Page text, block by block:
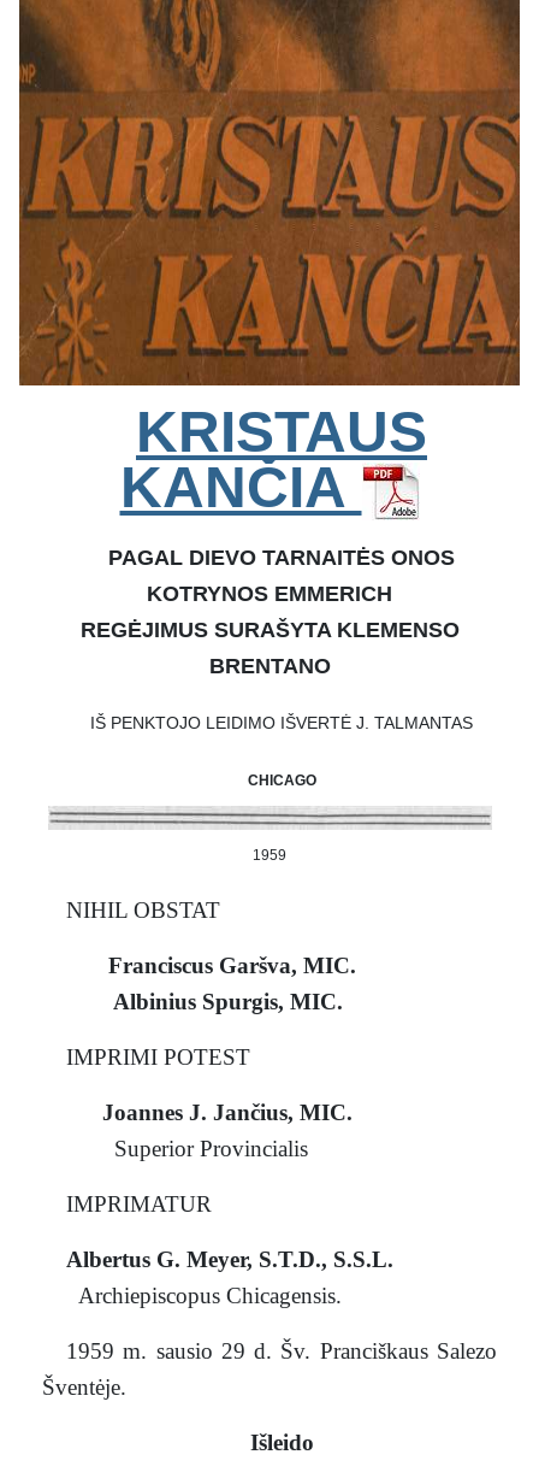
KRISTAUS
KANČIA
PAGAL DIEVO TARNAITĖS ONOS
KOTRYNOS EMMERICH
REGĖJIMUS SURAŠYTA KLEMENSO
BRENTANO
IŠ PENKTOJO LEIDIMO IŠVERTĖ J. TALMANTAS
CHICAGO
1959
NIHIL OBSTAT
Franciscus Garšva, MIC.
Albinius Spurgis, MIC.
IMPRIMI POTEST
Joannes J. Jančius, MIC.
Superior Provincialis
IMPRIMATUR
Albertus G. Meyer, S.T.D., S.S.L.
Archiepiscopus Chicagensis.
1959 m. sausio 29 d. Šv. Pranciškaus Salezo
Šventėje.
Išleido